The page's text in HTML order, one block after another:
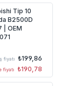
Tip 10
B2500D
| OEM
fiyatı ₺199,86
fiyatı ₺190,78